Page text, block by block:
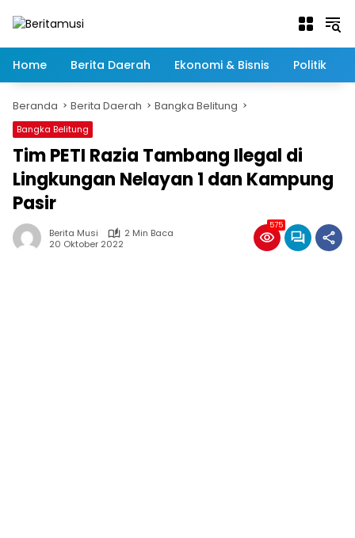
Home
Berita Daerah Ekonomi & Bisnis Politik
Beranda Berita Daerah Bangka Belitung
Bangka Belitung
Tim PETI Razia Tambang Ilegal di
Lingkungan Nelayan 1 dan Kampung
Pasir
Berita Musi
2 Min Baca
20 Oktober 2022
575